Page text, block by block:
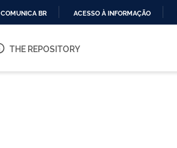
O
COMUNICA BR ACESSO À INFORMAÇÃO
THE REPOSITORY